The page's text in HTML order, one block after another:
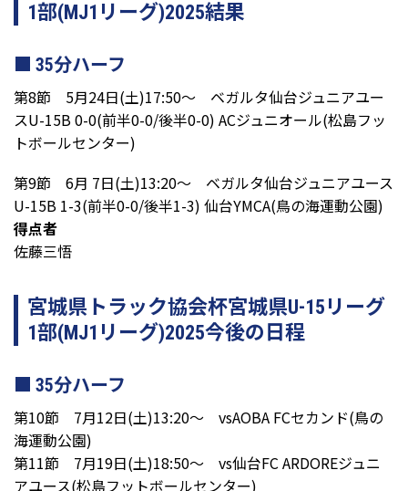
1部(MJ1リーグ)2025結果
35分ハーフ
第8節 5月24日(土)17:50～ ベガルタ仙台ジュニアユー
スU-15B 0-0(前半0-0/後半0-0) ACジュニオール(松島フッ
トボールセンター)
第9節 6月 7日(土)13:20～ ベガルタ仙台ジュニアユース
U-15B 1-3(前半0-0/後半1-3) 仙台YMCA(鳥の海運動公園)
得点者
佐藤三悟
宮城県トラック協会杯宮城県U-15リーグ
1部(MJ1リーグ)2025今後の日程
35分ハーフ
第10節 7月12日(土)13:20～ vsAOBA FCセカンド(鳥の
海運動公園)
第11節 7月19日(土)18:50～ vs仙台FC ARDOREジュニ
アユース(松島フットボールセンター)